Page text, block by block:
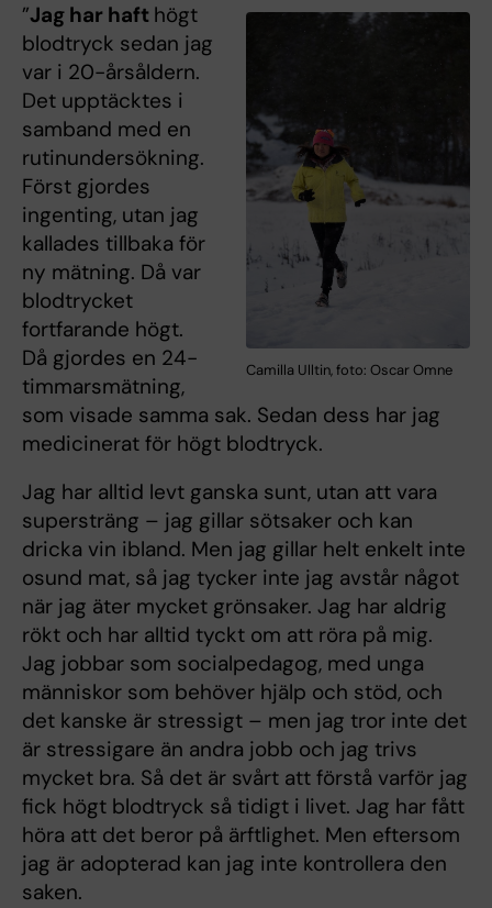
Camilla Ulltin, foto: Oscar Omne
”Jag har haft högt
blodtryck sedan jag
var i 20-årsåldern.
Det upptäcktes i
samband med en
rutinundersökning.
Först gjordes
ingenting, utan jag
kallades tillbaka för
ny mätning. Då var
blodtrycket
fortfarande högt.
Då gjordes en 24-
timmarsmätning,
som visade samma sak. Sedan dess har jag
medicinerat för högt blodtryck.
Jag har alltid levt ganska sunt, utan att vara
supersträng – jag gillar sötsaker och kan
dricka vin ibland. Men jag gillar helt enkelt inte
osund mat, så jag tycker inte jag avstår något
när jag äter mycket grönsaker. Jag har aldrig
rökt och har alltid tyckt om att röra på mig.
Jag jobbar som socialpedagog, med unga
människor som behöver hjälp och stöd, och
det kanske är stressigt – men jag tror inte det
är stressigare än andra jobb och jag trivs
mycket bra. Så det är svårt att förstå varför jag
fick högt blodtryck så tidigt i livet. Jag har fått
höra att det beror på ärftlighet. Men eftersom
jag är adopterad kan jag inte kontrollera den
saken.